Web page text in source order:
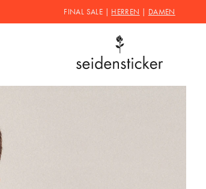
FINAL SALE | HERREN DAMEN